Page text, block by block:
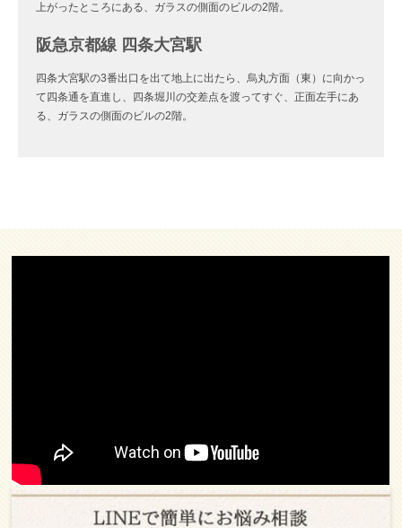
上がったところにある、ガラスの側面のビルの2階。
阪急京都線 四条大宮駅
四条大宮駅の3番出口を出て地上に出たら、烏丸方面（東）に向かっ
て四条通を直進し、四条堀川の交差点を渡ってすぐ、正面左手にあ
る、ガラスの側面のビルの2階。